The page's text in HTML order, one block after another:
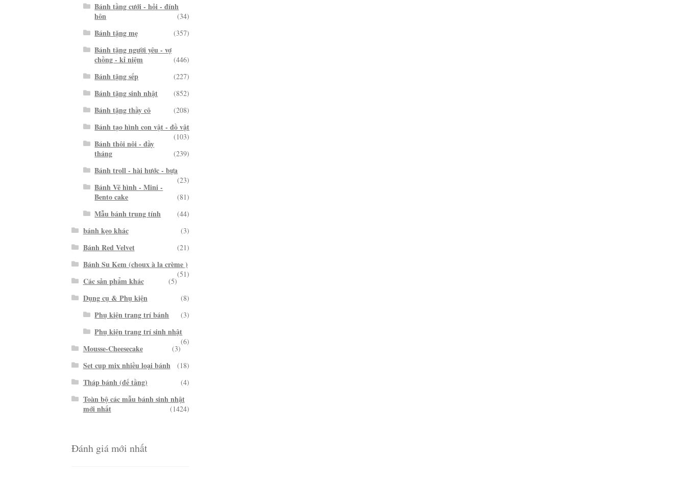
Bánh tầng cưới - hỏi - đính
hôn
(34)
Bánh tặng mẹ (357)
Bánh tặng người yêu - vợ
chồng - kỉ niệm
(446)
Bánh tặng sếp (227)
Bánh tặng sinh nhật (852)
Bánh tặng thầy cô (208)
Bánh tạo hình con vật - đồ vật
(103)
Bánh thôi nôi - đầy
tháng
(239)
Bánh troll - hài hước - bựa
(23)
Bánh Vẽ hình - Mini -
Bento cake
(81)
Mẫu bánh trung tính (44)
bánh kẹo khác (3)
Bánh Red Velvet (21)
Bánh Su Kem (choux à la crème )
(51)
Các sản phẩm khác (5)
Dụng cụ & Phụ kiện (8)
Phụ kiện trang trí bánh (3)
Phụ kiện trang trí sinh nhật
(6)
Mousse-Cheesecake (3)
Set cup mix nhiều loại bánh (18)
Tháp bánh (đế tầng) (4)
Toàn bộ các mẫu bánh sinh nhật
mới nhất
(1424)
Đánh giá mới nhất